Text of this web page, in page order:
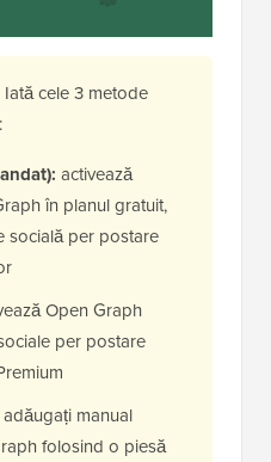
cele 3 metode
activează
în planul gratuit,
socială per postare
Open Graph
per postare
adăugați manual
folosind o piesă